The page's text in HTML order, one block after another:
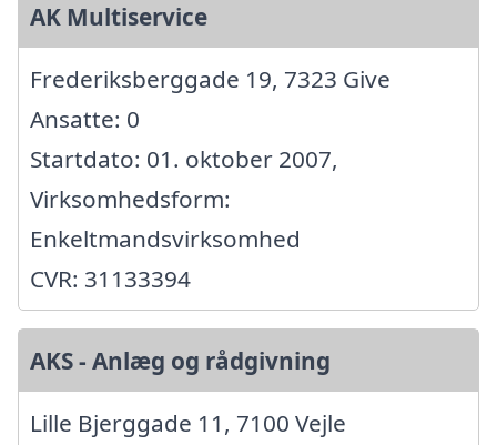
AK Multiservice
Frederiksberggade 19, 7323 Give
Ansatte: 0
Startdato: 01. oktober 2007,
Virksomhedsform:
Enkeltmandsvirksomhed
CVR: 31133394
AKS - Anlæg og rådgivning
Lille Bjerggade 11, 7100 Vejle